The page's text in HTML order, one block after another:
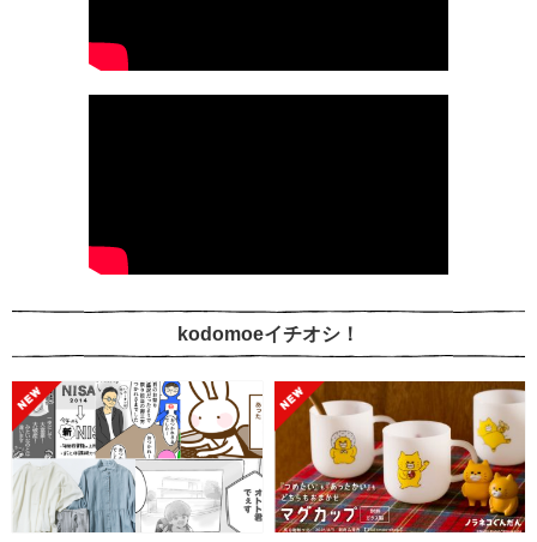
kodomoeイチオシ！